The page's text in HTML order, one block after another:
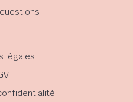
légales